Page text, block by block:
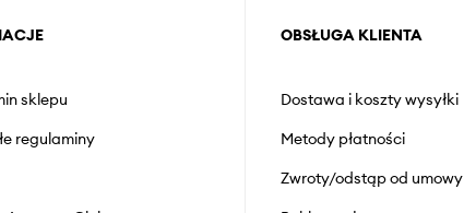
sklepu
regulaminy
OBSŁUGA KLIENTA
Dostawa i koszty wysyłki
Metody płatności
Zwroty/odstąp od umowy